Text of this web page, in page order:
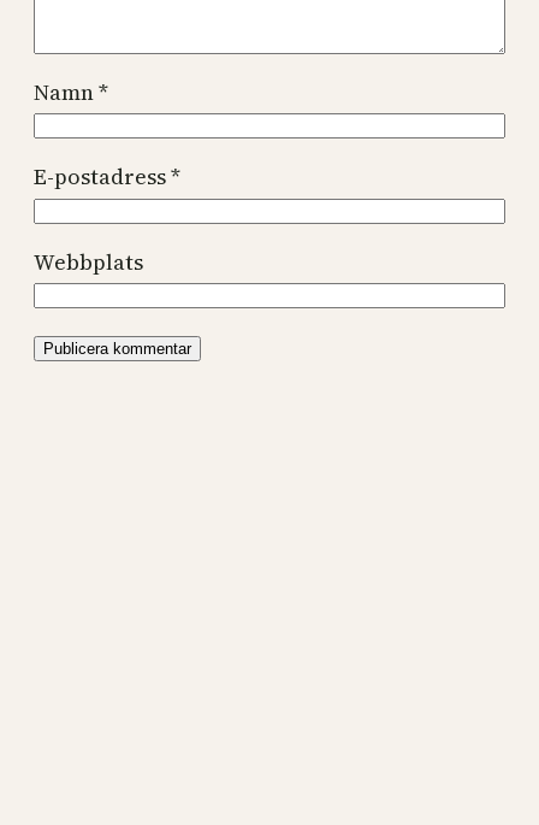
Namn*
E-postadress*
Webbplats